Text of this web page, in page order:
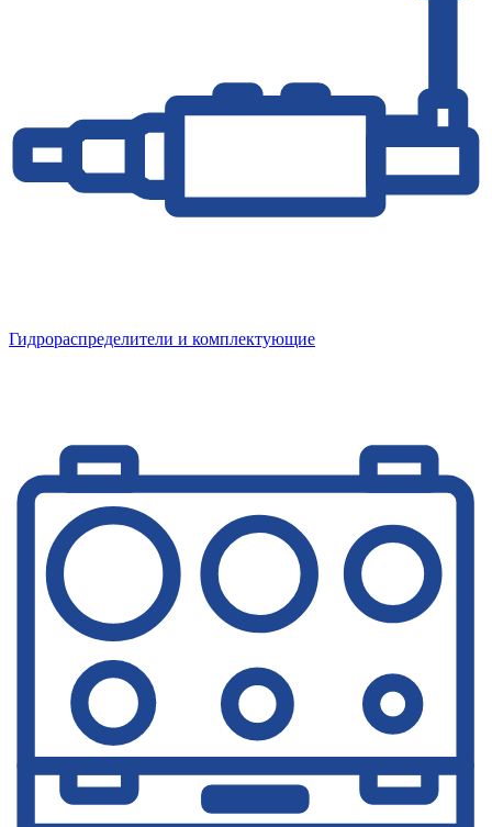
Гидрораспределители и комплектующие